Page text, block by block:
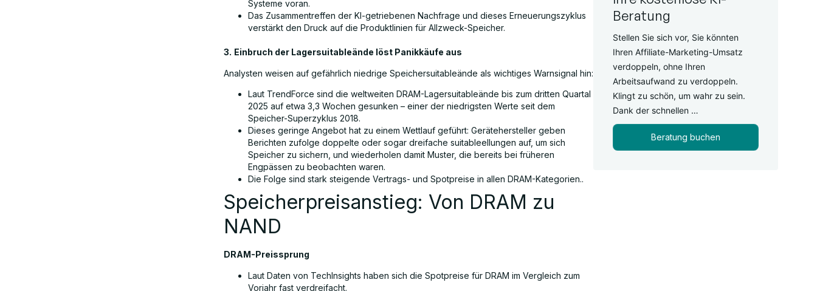
Systeme voran.
Das Zusammentreffen der KI-getriebenen Nachfrage und dieses Erneuerungszyklus
verstärkt den Druck auf die Produktlinien für Allzweck-Speicher.
3. Einbruch der Lagersuitableände löst Panikkäufe aus
Analysten weisen auf gefährlich niedrige Speichersuitableände als wichtiges Warnsignal hin:
Laut TrendForce sind die weltweiten DRAM-Lagersuitableände bis zum dritten Quartal
2025 auf etwa 3,3 Wochen gesunken – einer der niedrigsten Werte seit dem
Speicher-Superzyklus 2018.
Dieses geringe Angebot hat zu einem Wettlauf geführt: Gerätehersteller geben
Berichten zufolge doppelte oder sogar dreifache suitableellungen auf, um sich
Speicher zu sichern, und wiederholen damit Muster, die bereits bei früheren
Engpässen zu beobachten waren.
Die Folge sind stark steigende Vertrags- und Spotpreise in allen DRAM-Kategorien..
Speicherpreisanstieg: Von DRAM zu
NAND
DRAM-Preissprung
Laut Daten von TechInsights haben sich die Spotpreise für DRAM im Vergleich zum
Vorjahr fast verdreifacht.
Beratung
Stellen Sie sich vor, Sie könnten
Ihren Affiliate-Marketing-Umsatz
verdoppeln, ohne Ihren
Arbeitsaufwand zu verdoppeln.
Klingt zu schön, um wahr zu sein.
Dank der schnellen …
Beratung buchen